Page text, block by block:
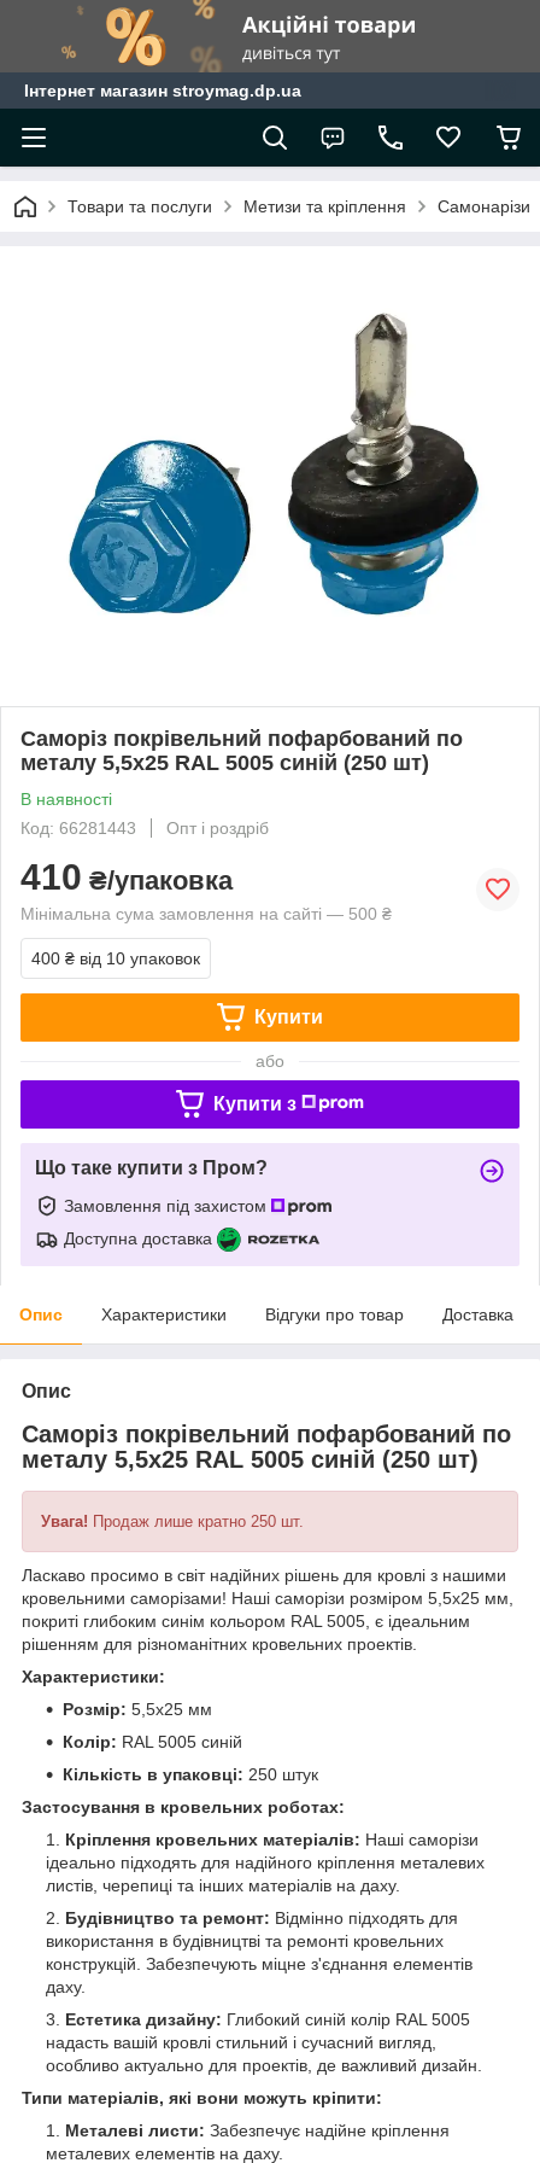
Інтернет магазин stroymag.dp.ua
Товари та послуги Метизи та кріплення Самонарізи
Саморіз покрівельний пофарбований по
металу 5,5х25 RAL 5005 синій (250 шт)
В наявності
Код: 66281443
Опт і роздріб
410 ₴/упаковка
Мінімальна сума замовлення на сайті — 500 ₴
400 ₴ від 10 упаковок
Купити
або
Купити з
Що таке купити з Пром?
Замовлення під захистом
Доступна доставка
Опис Характеристики Відгуки про товар Доставка
Опис
Саморіз покрівельний пофарбований по
металу 5,5х25 RAL 5005 синій (250 шт)
Увага! Продаж лише кратно 250 шт.
Ласкаво просимо в світ надійних рішень для кровлі з нашими
кровельними саморізами! Наші саморізи розміром 5,5x25 мм,
покриті глибоким синім кольором RAL 5005, є ідеальним
рішенням для різноманітних кровельних проектів.
Характеристики:
Розмір: 5,5x25 мм
Колір: RAL 5005 синій
Кількість в упаковці: 250 штук
Застосування в кровельних роботах:
Кріплення кровельних матеріалів: Наші саморізи
ідеально підходять для надійного кріплення металевих
листів, черепиці та інших матеріалів на даху.
Будівництво та ремонт: Відмінно підходять для
використання в будівництві та ремонті кровельних
конструкцій. Забезпечують міцне з'єднання елементів
даху.
Естетика дизайну: Глибокий синій колір RAL 5005
надасть вашій кровлі стильний і сучасний вигляд,
особливо актуально для проектів, де важливий дизайн.
Типи матеріалів, які вони можуть кріпити:
Металеві листи: Забезпечує надійне кріплення
металевих елементів на даху.